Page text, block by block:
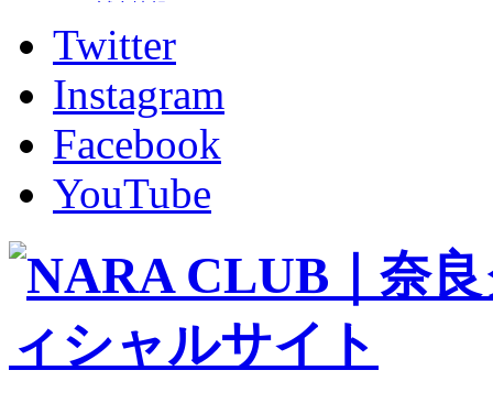
グッズ
ファンコミュニティ
ホームタウン
コラム
その他
TEAM
2026/27トップチーム
2026/27トップチームスタッフ
バモス
チアダンススクール
ボランティアチーム「volundeer」
ビクトリーロード
HOMEGAME
観戦ルール＆マナー
Twitter
Instagram
Facebook
YouTube